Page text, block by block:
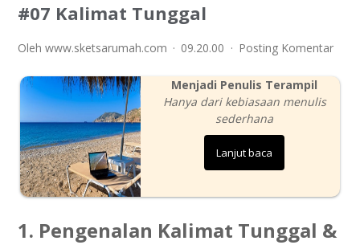
#07 Kalimat Tunggal
Oleh www.sketsarumah.com 09.20.00 Posting Komentar
Menjadi Penulis Terampil
Hanya dari kebiasaan menulis
sederhana
Lanjut baca
1. Pengenalan Kalimat Tunggal &